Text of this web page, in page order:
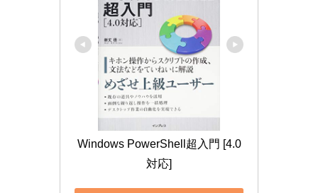
Windows PowerShell超入門 [4.0
対応]